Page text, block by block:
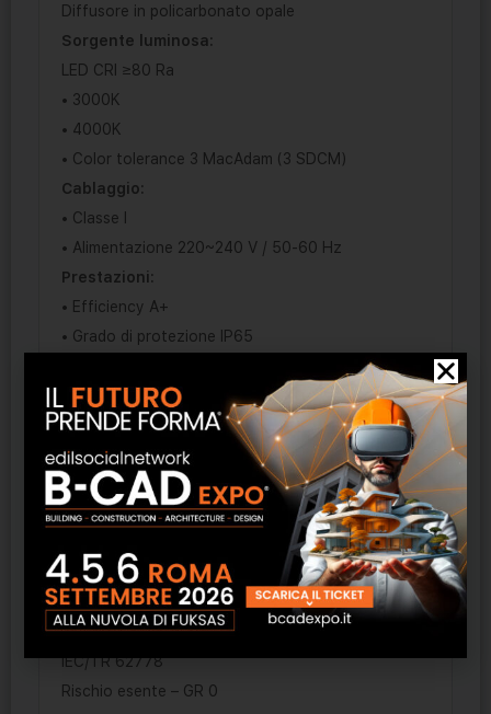
Diffusore in policarbonato opale
Sorgente luminosa:
LED CRI ≥80 Ra
• 3000K
• 4000K
• Color tolerance 3 MacAdam (3 SDCM)
Cablaggio:
• Classe I
• Alimentazione 220~240 V / 50-60 Hz
Prestazioni:
• Efficiency A+
• Grado di protezione IP65
Marchi:
CE
Normative:
EN 60598-1
EN 60598-2-1
Sicurezza fotobiologica delle lampade e
sistemi di lampade:
EN 62471
IEC/TR 62778
Rischio esente – GR 0